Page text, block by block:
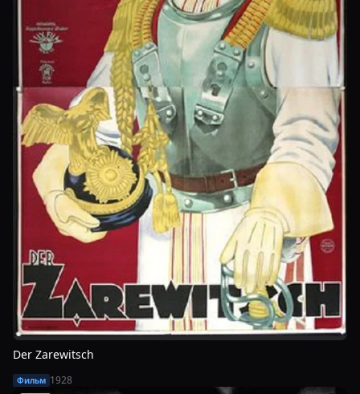
Der Zarewitsch
Фильм 1928